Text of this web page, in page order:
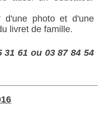
d'une photo et d'une
livret de famille.
61 ou 03 87 84 54